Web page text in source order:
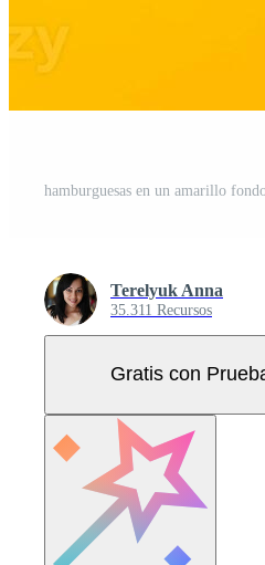
Terelyuk Anna
35.311 Recursos
Gratis con